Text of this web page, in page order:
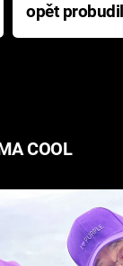
opět
přichází s
COOL